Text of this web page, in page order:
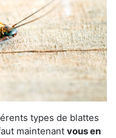
types de blattes
maintenant vous en